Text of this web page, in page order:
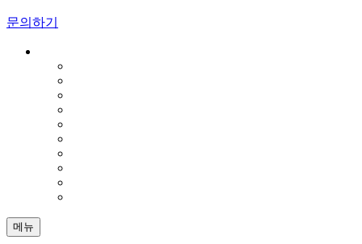
문의하기
메뉴